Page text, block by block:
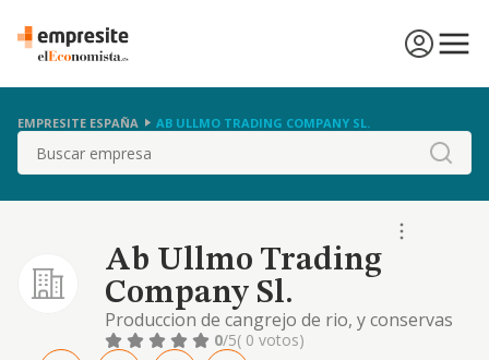
EMPRESITE ESPAÑA AB ULLMO TRADING COMPANY SL.
Buscar
Ab Ullmo Trading
Company Sl.
Produccion de cangrejo de rio, y conservas
de pescado.
0/5( 0 votos)